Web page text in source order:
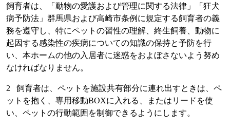
飼育者は、「動物の愛護および管理に関する法律」「狂犬
病予防法」群馬県および高崎市条例に規定する飼育者の義
務を遵守し、特にペットの習性の理解、終生飼養、動物に
起因する感染性の疾病についての知識の保持と予防を行
い、本ホームの他の入居者に迷惑をおよぼさないよう努め
なければなりません。
2 飼育者は、ペットを施設共有部分に連れ出すときは、ペ
ットを抱く、専用移動BOXに入れる、またはリードを使
い、ペットの行動範囲を制御できるようにします。